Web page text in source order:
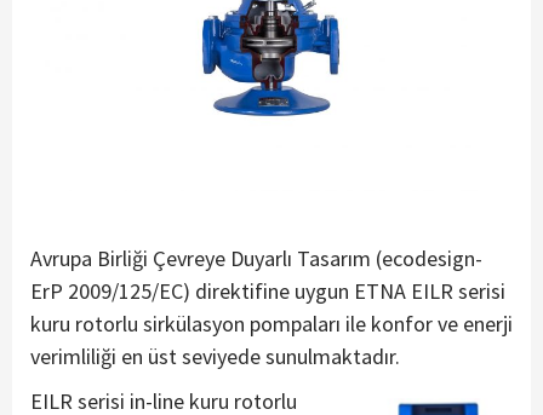
Avrupa Birliği Çevreye Duyarlı Tasarım (ecodesign-
ErP 2009/125/EC) direktifine uygun ETNA EILR serisi
kuru rotorlu sirkülasyon pompaları ile konfor ve enerji
verimliliği en üst seviyede sunulmaktadır.
EILR serisi in-line kuru rotorlu